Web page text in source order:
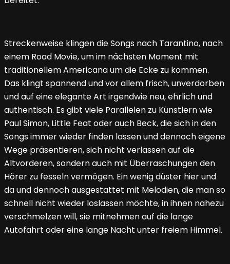
Streckenweise klingen die Songs nach Tarantino, nach
einem Road Movie, um im nächsten Moment mit
traditionellem Americana um die Ecke zu kommen.
Das klingt spannend und vor allem frisch, unverdorben
und auf eine elegante Art irgendwie neu, ehrlich und
authentisch. Es gibt viele Parallelen zu Künstlern wie
Paul Simon, Little Feat oder auch Beck, die sich in den
Songs immer wieder finden lassen und dennoch eigene
Wege präsentieren, sich nicht verlassen auf die
Altvorderen, sondern auch mit Überraschungen den
Hörer zu fesseln vermögen. Ein wenig düster hier und
da und dennoch ausgestattet mit Melodien, die man so
schnell nicht wieder loslassen möchte, in ihnen nahezu
verschmelzen will, sie mitnehmen auf die lange
Autofahrt oder eine lange Nacht unter freiem Himmel.